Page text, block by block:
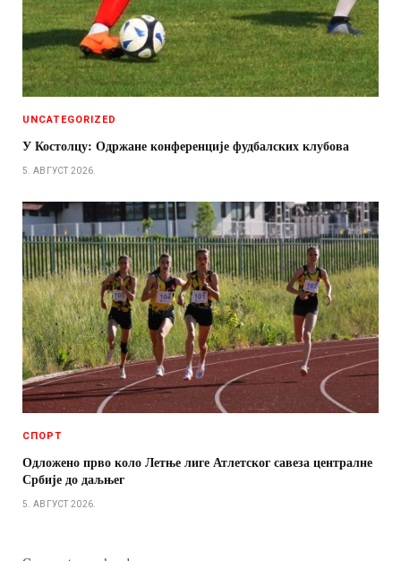
UNCATEGORIZED
У Костолцу: Одржане конференције фудбалских клубова
5. АВГУСТ 2026.
СПОРТ
Одложено прво коло Летње лиге Атлетског савеза централне
Србије до даљњег
5. АВГУСТ 2026.